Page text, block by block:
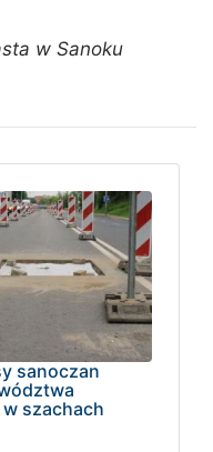
w Sanoku
sanoczan
szachach